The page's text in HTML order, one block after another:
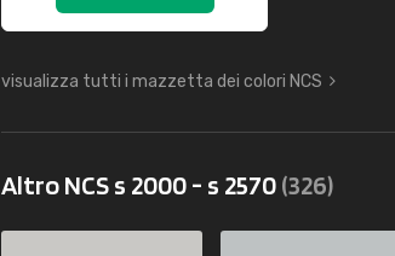
visualizza tutti i mazzetta dei colori NCS
Altro NCS s 2000 - s 2570(326)